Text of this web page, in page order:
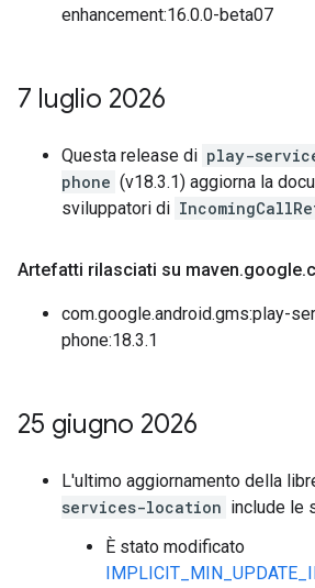
enhancement:16.0.0-beta07
7 luglio 2026
Questa release di play-
phone (v18.3.1) aggiorna la
sviluppatori di
Artefatti rilasciati su maven.google.
com.google.android.gms:play-
phone:18.3.1
25 giugno 2026
L'ultimo aggiornamento della
services-location include le
È stato modificato